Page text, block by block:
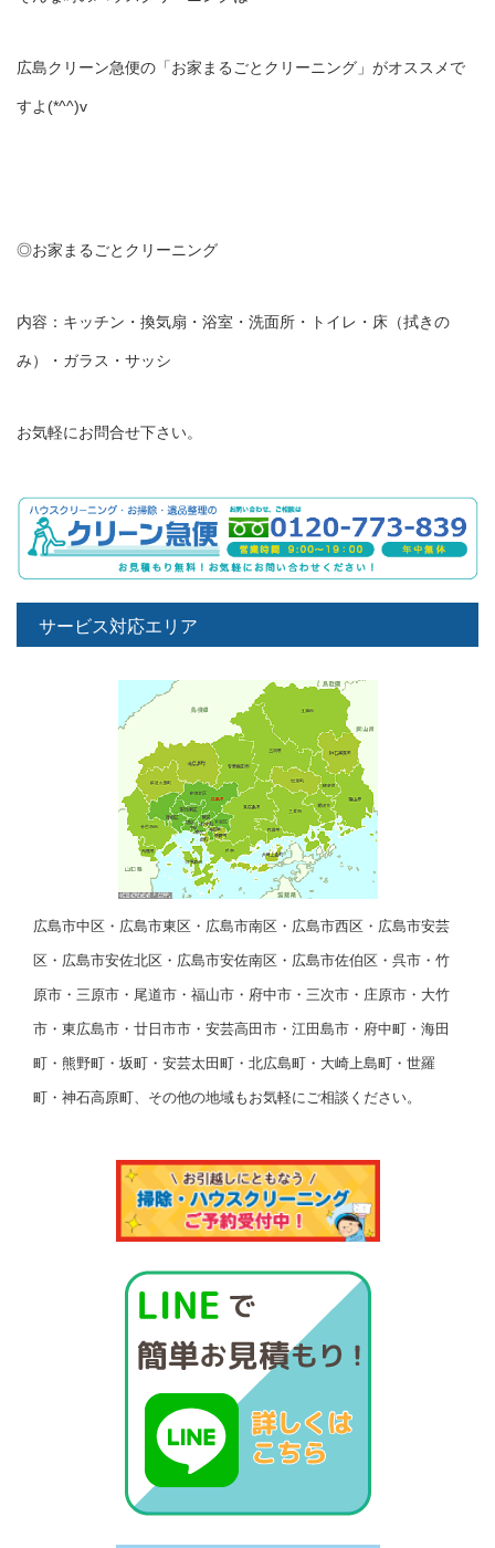
広島クリーン急便の「お家まるごとクリーニング」がオススメで
すよ(*^^)v
◎お家まるごとクリーニング
内容：キッチン・換気扇・浴室・洗面所・トイレ・床（拭きの
み）・ガラス・サッシ
お気軽にお問合せ下さい。
サービス対応エリア
広島市中区・広島市東区・広島市南区・広島市西区・広島市安芸
区・広島市安佐北区・広島市安佐南区・広島市佐伯区・呉市・竹
原市・三原市・尾道市・福山市・府中市・三次市・庄原市・大竹
市・東広島市・廿日市市・安芸高田市・江田島市・府中町・海田
町・熊野町・坂町・安芸太田町・北広島町・大崎上島町・世羅
町・神石高原町、その他の地域もお気軽にご相談ください。